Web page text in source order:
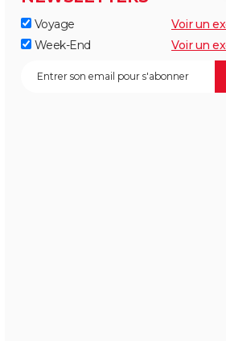
Voyage
Voir un
Week-End
Voir un